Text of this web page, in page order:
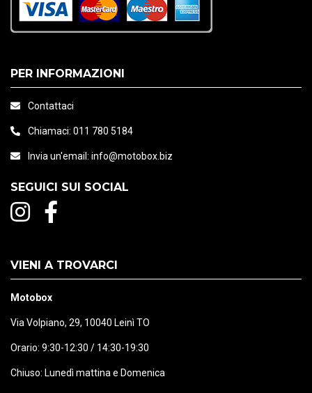
PER INFORMAZIONI
Contattaci
Chiamaci: 011 780 5184
Invia un'email: info@motobox.biz
SEGUICI SUI SOCIAL
VIENI A TROVARCI
Motobox
Via Volpiano, 29, 10040 Leinì TO
Orario: 9:30-12:30 / 14:30-19:30
Chiuso: Lunedì mattina e Domenica